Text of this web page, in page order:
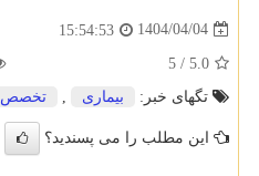
1404/04/04
15:54:53
5.0
/
5
تگهای خبر:
بیماری تخصص
این مطلب را می پسندید؟